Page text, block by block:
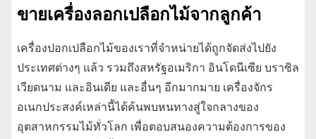
ขายเครื่องลอกเปลือกไม้จากลูกค้า
เครื่องปอกเปลือกไม้ของเราที่จำหน่ายได้ถูกจัดส่งไปยัง
ประเทศต่างๆ แล้ว รวมถึงสหรัฐอเมริกา อินโดนีเซีย บราซิล
เวียดนาม และอินเดีย และอื่นๆ อีกมากมาย เครื่องจักร
อเนกประสงค์เหล่านี้ได้ค้นพบหนทางสู่ใจกลางของ
อุตสาหกรรมไม้ทั่วโลก เพื่อตอบสนองความต้องการของ